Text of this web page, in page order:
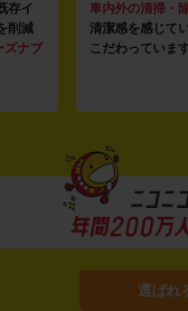
存イ
削減
ズナブ
車内外の清掃・
清潔感を感じて
こだわっています
選ばれ